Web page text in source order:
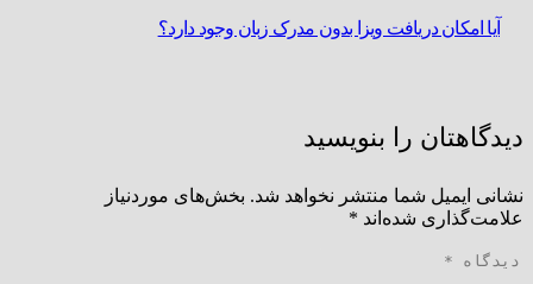
آیا امکان دریافت ویزا بدون مدرک زبان وجود دارد؟
دیدگاهتان را بنویسید
نشانی ایمیل شما منتشر نخواهد شد. بخش‌های موردنیاز
علامت‌گذاری شده‌اند *